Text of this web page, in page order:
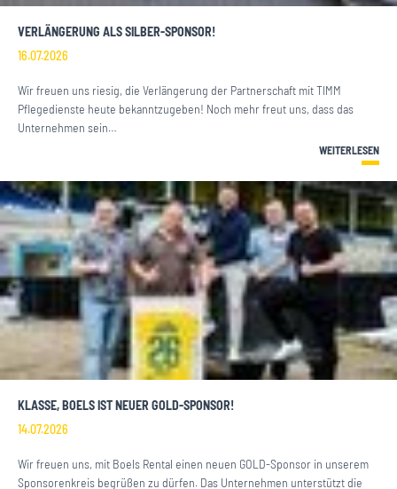
VERLÄNGERUNG ALS SILBER-SPONSOR!
16.07.2026
Wir freuen uns riesig, die Verlängerung der Partnerschaft mit TIMM
Pflegedienste heute bekanntzugeben! Noch mehr freut uns, dass das
Unternehmen sein…
WEITERLESEN
KLASSE, BOELS IST NEUER GOLD-SPONSOR!
14.07.2026
Wir freuen uns, mit Boels Rental einen neuen GOLD-Sponsor in unserem
Sponsorenkreis begrüßen zu dürfen. Das Unternehmen unterstützt die